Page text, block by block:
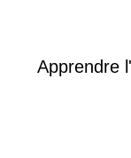
Apprendre